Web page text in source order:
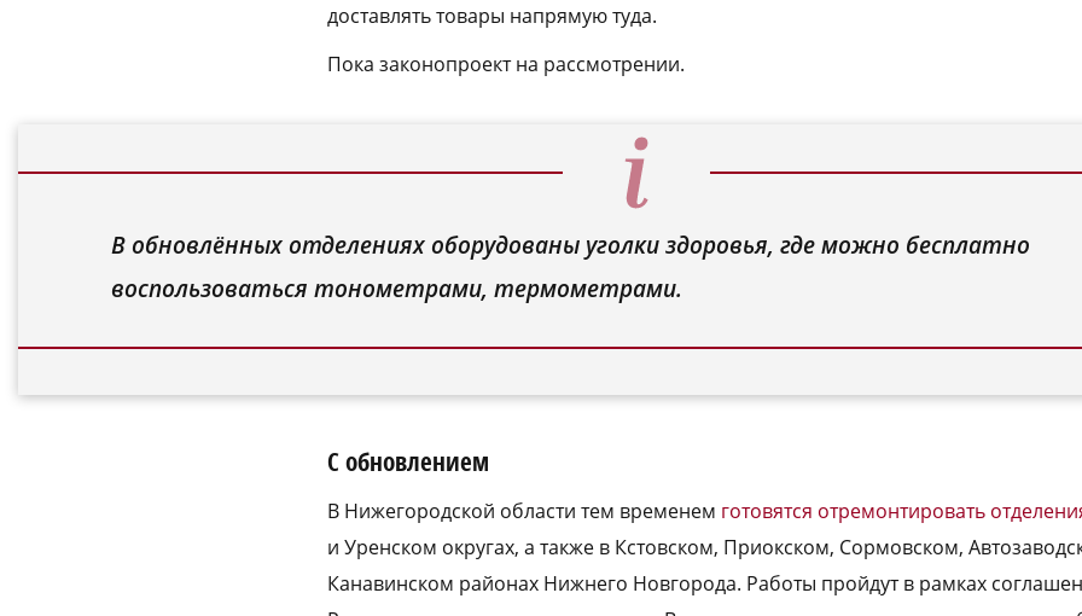
доставлять товары напрямую туда.
Пока законопроект на рассмотрении.
В обновлённых отделениях оборудованы уголки здоровья, где можно бесплатно
воспользоваться тонометрами, термометрами.
С обновлением
В Нижегородской области тем временем готовятся отремонтировать
и Уренском округах, а также в Кстовском, Приокском, Сормовском,
Канавинском районах Нижнего Новгорода. Работы пройдут в рамках